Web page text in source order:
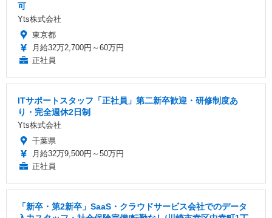
可
Yts株式会社
東京都
月給32万2,700円～60万円
正社員
ITサポートスタッフ「正社員」第二新卒歓迎・研修制度あ
り・完全週休2日制
Yts株式会社
千葉県
月給32万9,500円～50万円
正社員
「新卒・第2新卒」SaaS・クラウドサービス会社でのデータ